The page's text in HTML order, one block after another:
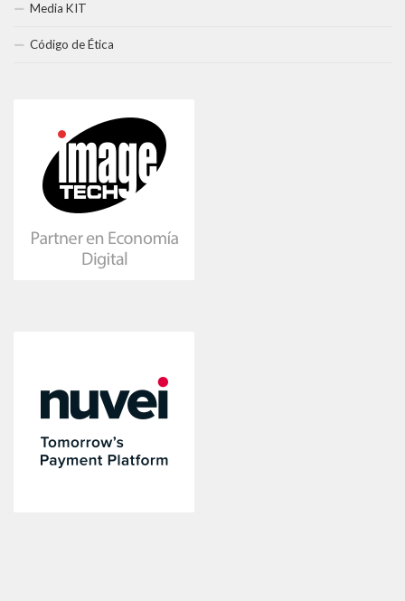
Media KIT
Código de Ética